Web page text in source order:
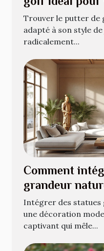
jeu ?
Trouver le putter de
adapté à son style
radicalement...
Comment
grandeur
décoration
Intégrer des statues
une décoration
captivant qui mêle...